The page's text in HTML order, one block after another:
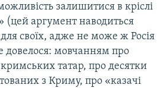
залишитися в кріслі
(цей аргумент наводиться
своїх, адже не може ж Росія
довелося: мовчанням про
кримських татар, про десятки
з Криму, про «казачі